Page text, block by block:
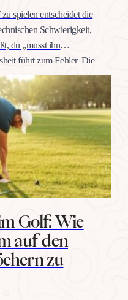
spielen entscheidet die
Schwierigkeit,
du „musst ihn
führt zum Fehler. Die
Distanz trainiert man
Übungen, nicht mit
Golf: Wie
auf den
zu